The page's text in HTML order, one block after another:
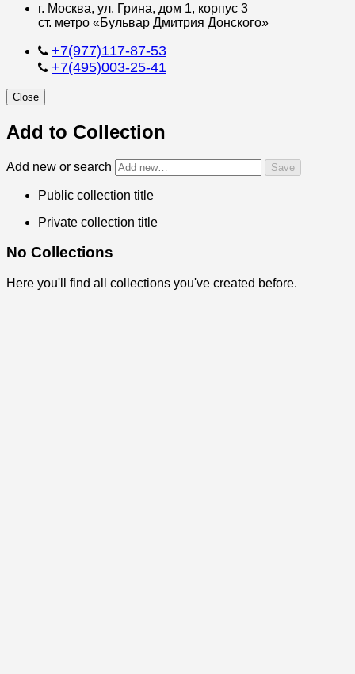
г. Москва, ул. Грина, дом 1, корпус 3
ст. метро «Бульвар Дмитрия Донского»
+7(977)117-87-53
+7(495)003-25-41
Close
Add to Collection
Add new or search
Public collection title
Private collection title
No Collections
Here you'll find all collections you've created before.